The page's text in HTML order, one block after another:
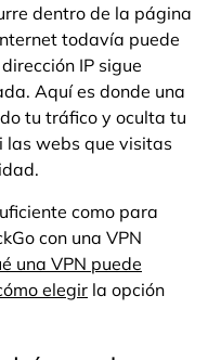
dentro de la página
todavía puede
IP sigue
Aquí es donde una
tu tráfico y oculta tu
las webs que visitas
como para
con una VPN
una VPN puede
elegir la opción